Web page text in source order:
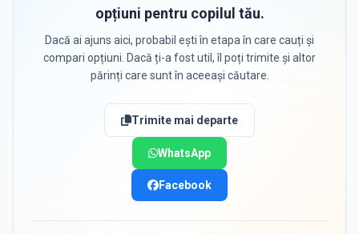
opțiuni pentru copilul tău.
Dacă ai ajuns aici, probabil ești în etapa în care cauți și
compari opțiuni. Dacă ți-a fost util, îl poți trimite și altor
părinți care sunt în aceeași căutare.
Trimite mai departe
WhatsApp
Facebook